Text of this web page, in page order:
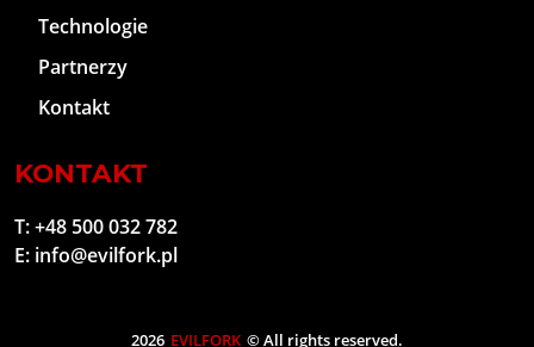
Technologie
Partnerzy
Kontakt
KONTAKT
T:+48 500 032 782
E: info@evilfork.pl
2026 EVILFORK © All rights reserved.